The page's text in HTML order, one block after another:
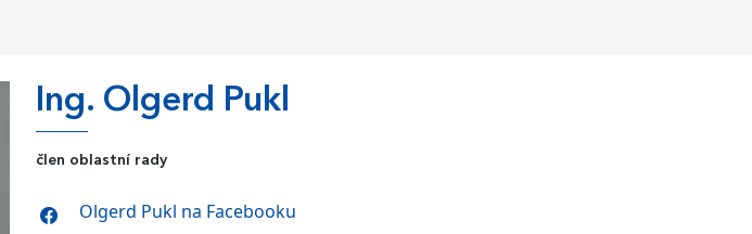
Ing. Olgerd Pukl
člen oblastní rady
Olgerd Pukl na Facebooku